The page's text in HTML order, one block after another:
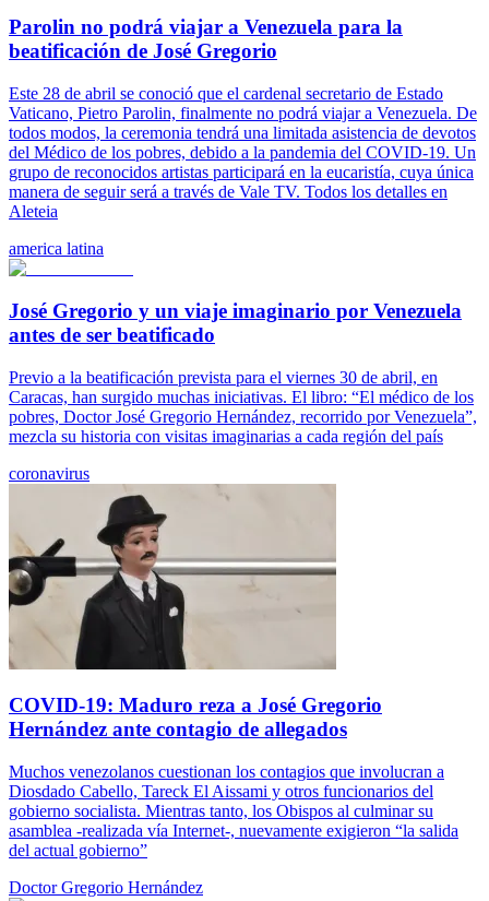
Parolin no podrá viajar a Venezuela para la
beatificación de José Gregorio
Este 28 de abril se conoció que el cardenal secretario de Estado
Vaticano, Pietro Parolin, finalmente no podrá viajar a Venezuela. De
todos modos, la ceremonia tendrá una limitada asistencia de devotos
del Médico de los pobres, debido a la pandemia del COVID-19. Un
grupo de reconocidos artistas participará en la eucaristía, cuya única
manera de seguir será a través de Vale TV. Todos los detalles en
Aleteia
america latina
José Gregorio y un viaje imaginario por Venezuela
antes de ser beatificado
Previo a la beatificación prevista para el viernes 30 de abril, en
Caracas, han surgido muchas iniciativas. El libro: “El médico de los
pobres, Doctor José Gregorio Hernández, recorrido por Venezuela”,
mezcla su historia con visitas imaginarias a cada región del país
coronavirus
COVID-19: Maduro reza a José Gregorio
Hernández ante contagio de allegados
Muchos venezolanos cuestionan los contagios que involucran a
Diosdado Cabello, Tareck El Aissami y otros funcionarios del
gobierno socialista. Mientras tanto, los Obispos al culminar su
asamblea -realizada vía Internet-, nuevamente exigieron “la salida
del actual gobierno”
Doctor Gregorio Hernández